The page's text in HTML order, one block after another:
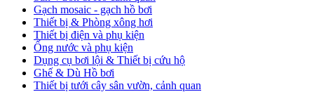
Gạch mosaic - gạch hồ bơi
Thiết bị & Phòng xông hơi
Thiết bị điện và phụ kiện
Ống nước và phụ kiện
Dụng cụ bơi lội & Thiết bị cứu hộ
Ghế & Dù Hồ bơi
Thiết bị tưới cây sân vườn, cảnh quan